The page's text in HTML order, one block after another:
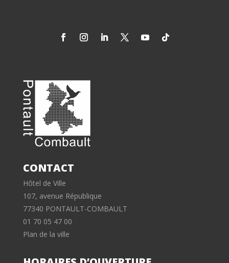
CONTACT
Hôtel de Ville
107, avenue République
77340 PONTAULT-COMBAULT
01 70 05 47 00
Plan de la ville